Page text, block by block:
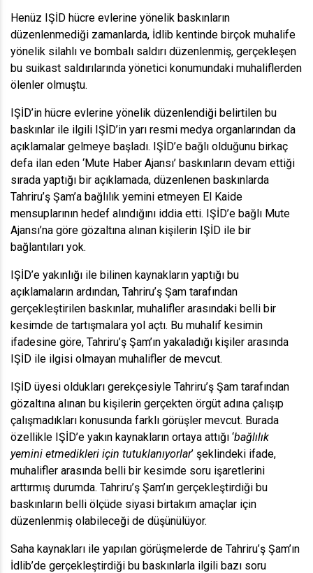
Henüz IŞİD hücre evlerine yönelik baskınların
düzenlenmediği zamanlarda, İdlib kentinde birçok muhalife
yönelik silahlı ve bombalı saldırı düzenlenmiş, gerçekleşen
bu suikast saldırılarında yönetici konumundaki muhaliflerden
ölenler olmuştu.
IŞİD’in hücre evlerine yönelik düzenlendiği belirtilen bu
baskınlar ile ilgili IŞİD’in yarı resmi medya organlarından da
açıklamalar gelmeye başladı. IŞİD’e bağlı olduğunu birkaç
defa ilan eden ‘Mute Haber Ajansı’ baskınların devam ettiği
sırada yaptığı bir açıklamada, düzenlenen baskınlarda
Tahriru’ş Şam’a bağlılık yemini etmeyen El Kaide
mensuplarının hedef alındığını iddia etti. IŞİD’e bağlı Mute
Ajansı’na göre gözaltına alınan kişilerin IŞİD ile bir
bağlantıları yok.
IŞİD’e yakınlığı ile bilinen kaynakların yaptığı bu
açıklamaların ardından, Tahriru’ş Şam tarafından
gerçekleştirilen baskınlar, muhalifler arasındaki belli bir
kesimde de tartışmalara yol açtı. Bu muhalif kesimin
ifadesine göre, Tahriru’ş Şam’ın yakaladığı kişiler arasında
IŞİD ile ilgisi olmayan muhalifler de mevcut.
IŞİD üyesi oldukları gerekçesiyle Tahriru’ş Şam tarafından
gözaltına alınan bu kişilerin gerçekten örgüt adına çalışıp
çalışmadıkları konusunda farklı görüşler mevcut. Burada
özellikle IŞİD’e yakın kaynakların ortaya attığı ‘bağlılık
yemini etmedikleri için tutuklanıyorlar’ şeklindeki ifade,
muhalifler arasında belli bir kesimde soru işaretlerini
arttırmış durumda. Tahriru’ş Şam’ın gerçekleştirdiği bu
baskınların belli ölçüde siyasi birtakım amaçlar için
düzenlenmiş olabileceği de düşünülüyor.
Saha kaynakları ile yapılan görüşmelerde de Tahriru’ş Şam’ın
İdlib’de gerçekleştirdiği bu baskınlarla ilgili bazı soru